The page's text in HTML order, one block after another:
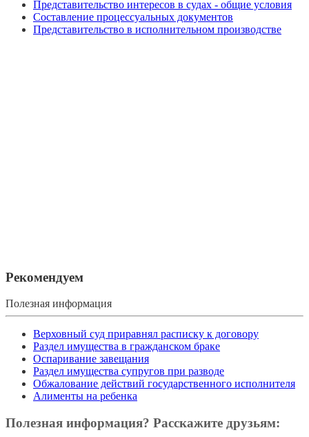
Представительство интересов в судах - общие условия
Составление процессуальных документов
Представительство в исполнительном производстве
Рекомендуем
Полезная информация
Верховный суд приравнял расписку к договору
Раздел имущества в гражданском браке
Оспаривание завещания
Раздел имущества супругов при разводе
Обжалование действий государственного исполнителя
Алименты на ребенка
Полезная информация? Расскажите друзьям: